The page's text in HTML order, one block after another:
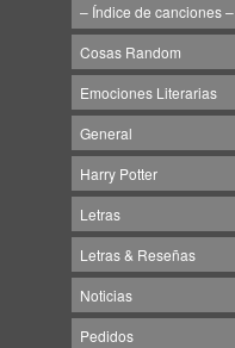
– Índice de canciones –
Cosas Random
Emociones Literarias
General
Harry Potter
Letras
Letras & Reseñas
Noticias
Pedidos